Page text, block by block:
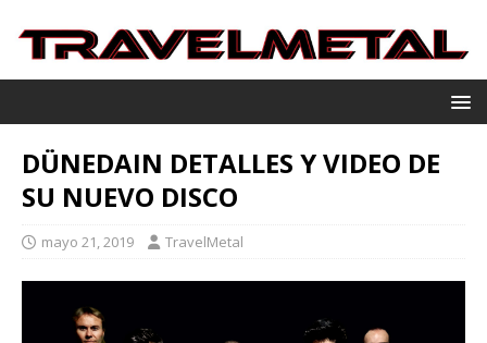
DÜNEDAIN DETALLES Y VIDEO DE
SU NUEVO DISCO
mayo 21, 2019 TravelMetal